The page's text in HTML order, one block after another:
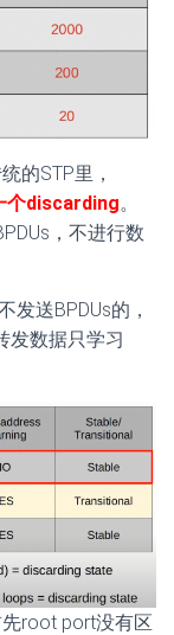
的STP里，
个discarding。
，不进行数
发送BPDUs的，
发数据只学习
root port没有区